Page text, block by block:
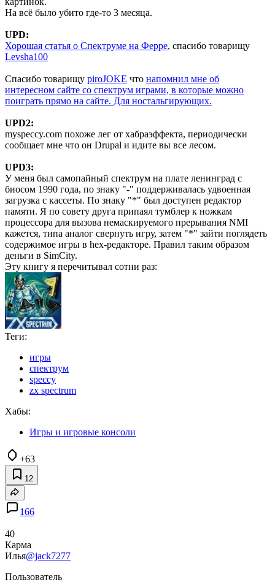
На всё было убито где-то 3 месяца.
UPD:
Хорошая статья о Спектруме на Ферре, спасибо товарищу
Levsha100
Спасибо товарищу piroJOKE что напомнил мне об
интересном сайте со спектрум играми, в которые можно
поиграть прямо на сайте. Для ностальгирующих.
UPD2:
myspeccy.com похоже лег от хабраэффекта, периодически
сообщает мне что он Drupal и идите вы все лесом.
UPD3:
У меня был самопайный спектрум на плате ленинград с
биосом 1990 года, по знаку "-" поддерживалась удвоенная
загрузка с кассеты. По знаку "*" был доступен редактор
памяти. Я по совету друга припаял тумблер к ножкам
процессора для вызова немаскируемого прерывания NMI
кажется, типа аналог свернуть игру, затем "*" зайти поглядеть
содержимое игры в hex-редакторе. Правил таким образом
деньги в SimCity.
Эту книгу я перечитывал сотни раз:
Теги:
игры
спектрум
speccy
zx spectrum
Хабы:
Игры и игровые консоли
+63
12
166
40
Карма
Илья@jack7277
Пользователь